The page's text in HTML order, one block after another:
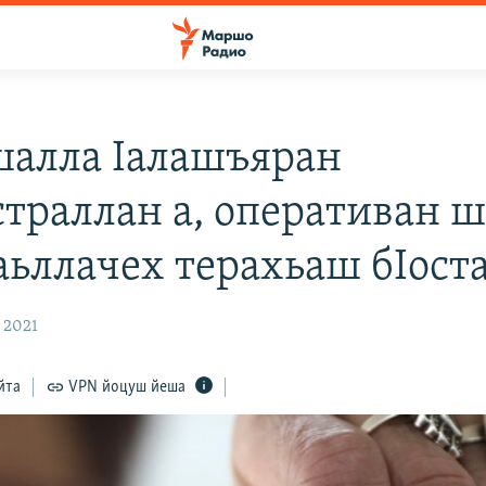
Iалашъяран
а, оперативан
терахьаш
2021
VPN йоцуш йеша